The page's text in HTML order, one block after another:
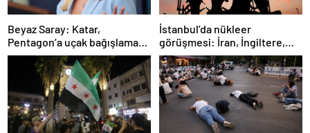
Beyaz Saray: Katar,
Pentagon’a uçak bağışlamayı
teklif etti
İstanbul’da nükleer
görüşmesi: İran, İngiltere,
Fransa ve Almanya buluşacak